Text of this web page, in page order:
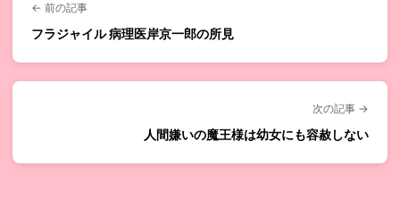
← 前の記事
フラジャイル 病理医岸京一郎の所見
次の記事 →
人間嫌いの魔王様は幼女にも容赦しない